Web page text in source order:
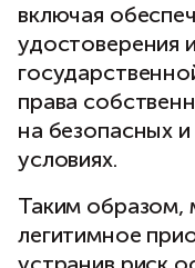
включая
удостоверения
права
на безопасных
условиях.
Таким образом,
легитимное